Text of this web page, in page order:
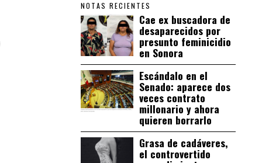
NOTAS RECIENTES
Cae ex buscadora de
desaparecidos por
presunto feminicidio
en Sonora
Escándalo en el
Senado: aparece dos
veces contrato
millonario y ahora
quieren borrarlo
Grasa de cadáveres,
el controvertido